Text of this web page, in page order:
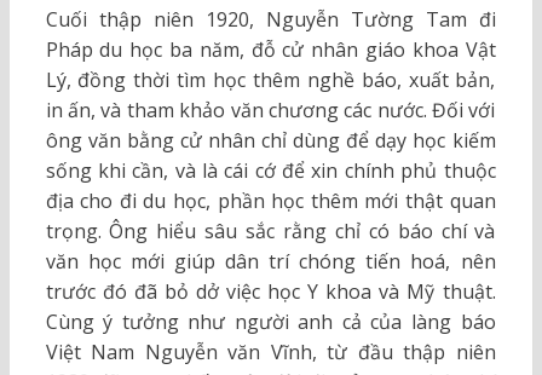
Cuối thập niên 1920, Nguyễn Tường Tam đi
Pháp du học ba năm, đỗ cử nhân giáo khoa Vật
Lý, đồng thời tìm học thêm nghề báo, xuất bản,
in ấn, và tham khảo văn chương các nước. Đối với
ông văn bằng cử nhân chỉ dùng để dạy học kiếm
sống khi cần, và là cái cớ để xin chính phủ thuộc
địa cho đi du học, phần học thêm mới thật quan
trọng. Ông hiểu sâu sắc rằng chỉ có báo chí và
văn học mới giúp dân trí chóng tiến hoá, nên
trước đó đã bỏ dở việc học Y khoa và Mỹ thuật.
Cùng ý tưởng như người anh cả của làng báo
Việt Nam Nguyễn văn Vĩnh, từ đầu thập niên